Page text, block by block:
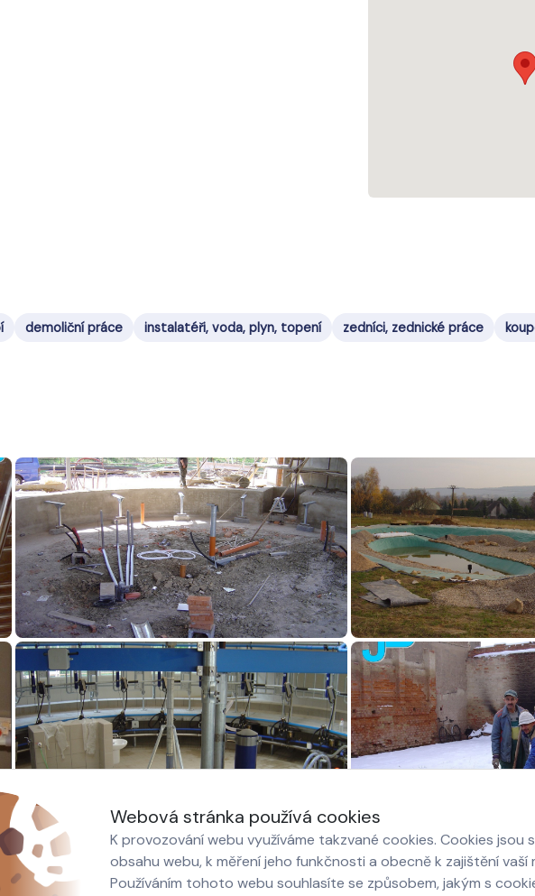
Webová stránka používá cookies
K provozování webu využíváme takzvané cookies. Cookies jsou
obsahu webu, k měření jeho funkčnosti a obecně k zajištění vaší
Používáním tohoto webu souhlasíte se způsobem, jakým s
demoliční práce instalatéři, voda, plyn, topení zedníci, zednické práce